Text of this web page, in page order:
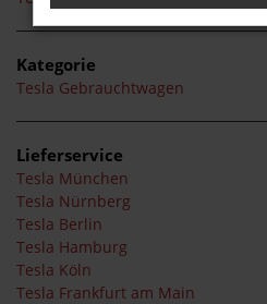
Kategorie
Tesla Gebrauchtwagen
Lieferservice
Tesla München
Tesla Nürnberg
Tesla Berlin
Tesla Hamburg
Tesla Köln
Tesla Frankfurt am Main